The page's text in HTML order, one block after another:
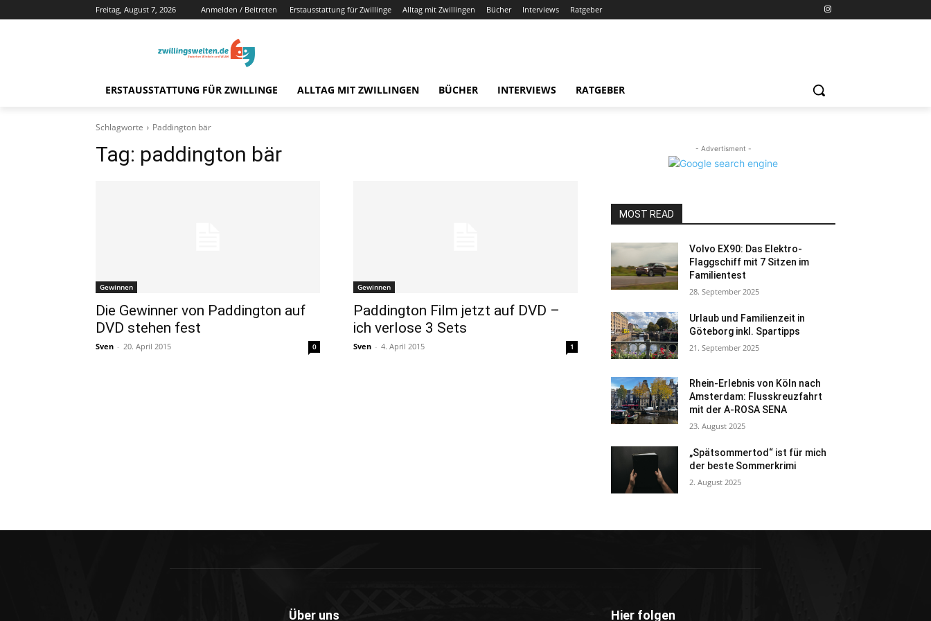
Freitag, August 7, 2026 Anmelden / Beitreten Erstausstattung für Zwillinge Alltag mit Zwillingen Bücher Interviews Ratgeber
ERSTAUSSTATTUNG FÜR ZWILLINGE ALLTAG MIT ZWILLINGEN BÜCHER INTERVIEWS RATGEBER
Schlagworte Paddington bär
Tag: paddington bär
Gewinnen
Die Gewinner von Paddington auf
DVD stehen fest
Sven - 20. April 2015 0
Gewinnen
Paddington Film jetzt auf DVD –
ich verlose 3 Sets
Sven - 4. April 2015 1
- Advertisment -
MOST READ
Volvo EX90: Das Elektro-
Flaggschiff mit 7 Sitzen im
Familientest
28. September 2025
Urlaub und Familienzeit in
Göteborg inkl. Spartipps
21. September 2025
Rhein-Erlebnis von Köln nach
Amsterdam: Flusskreuzfahrt
mit der A-ROSA SENA
23. August 2025
„Spätsommertod“ ist für mich
der beste Sommerkrimi
2. August 2025
Über uns Hier folgen